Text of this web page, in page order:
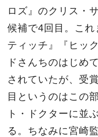
ロズ』のクリス・
候補で4回目。これ
ティッチ』『ヒッ
ドさんちのはじめ
されていたが、受
目というのはこの
ト・ドクターに並
る。ちなみに宮崎